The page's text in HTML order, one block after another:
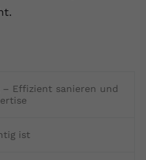
– Effizient sanieren und
ist